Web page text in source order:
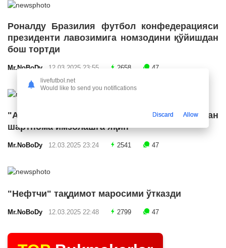
Роналду Бразилия футбол конфедерацияси
президенти лавозимига номзодини қўйишдан
бош тортди
Mr.NoBoDy 12.03.2025 23:55 2658 47
"Арсенал" икки ярим ҳимоячи билан
шартнома имзолашга яқин
Mr.NoBoDy 12.03.2025 23:24 2541 47
"Нефтчи" тақдимот маросими ўтказди
Mr.NoBoDy 12.03.2025 22:48 2799 47
livefutbol.net
Would like to send you notifications
Discard Allow